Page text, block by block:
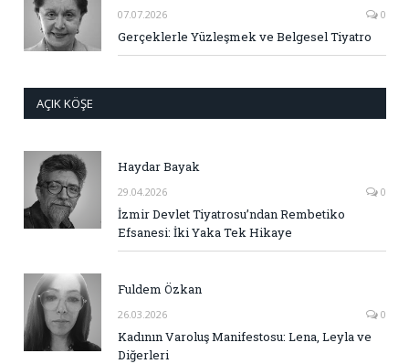
07.07.2026 0
Gerçeklerle Yüzleşmek ve Belgesel Tiyatro
AÇIK KÖŞE
Haydar Bayak
29.04.2026 0
İzmir Devlet Tiyatrosu’ndan Rembetiko
Efsanesi: İki Yaka Tek Hikaye
Fuldem Özkan
26.03.2026 0
Kadının Varoluş Manifestosu: Lena, Leyla ve
Diğerleri